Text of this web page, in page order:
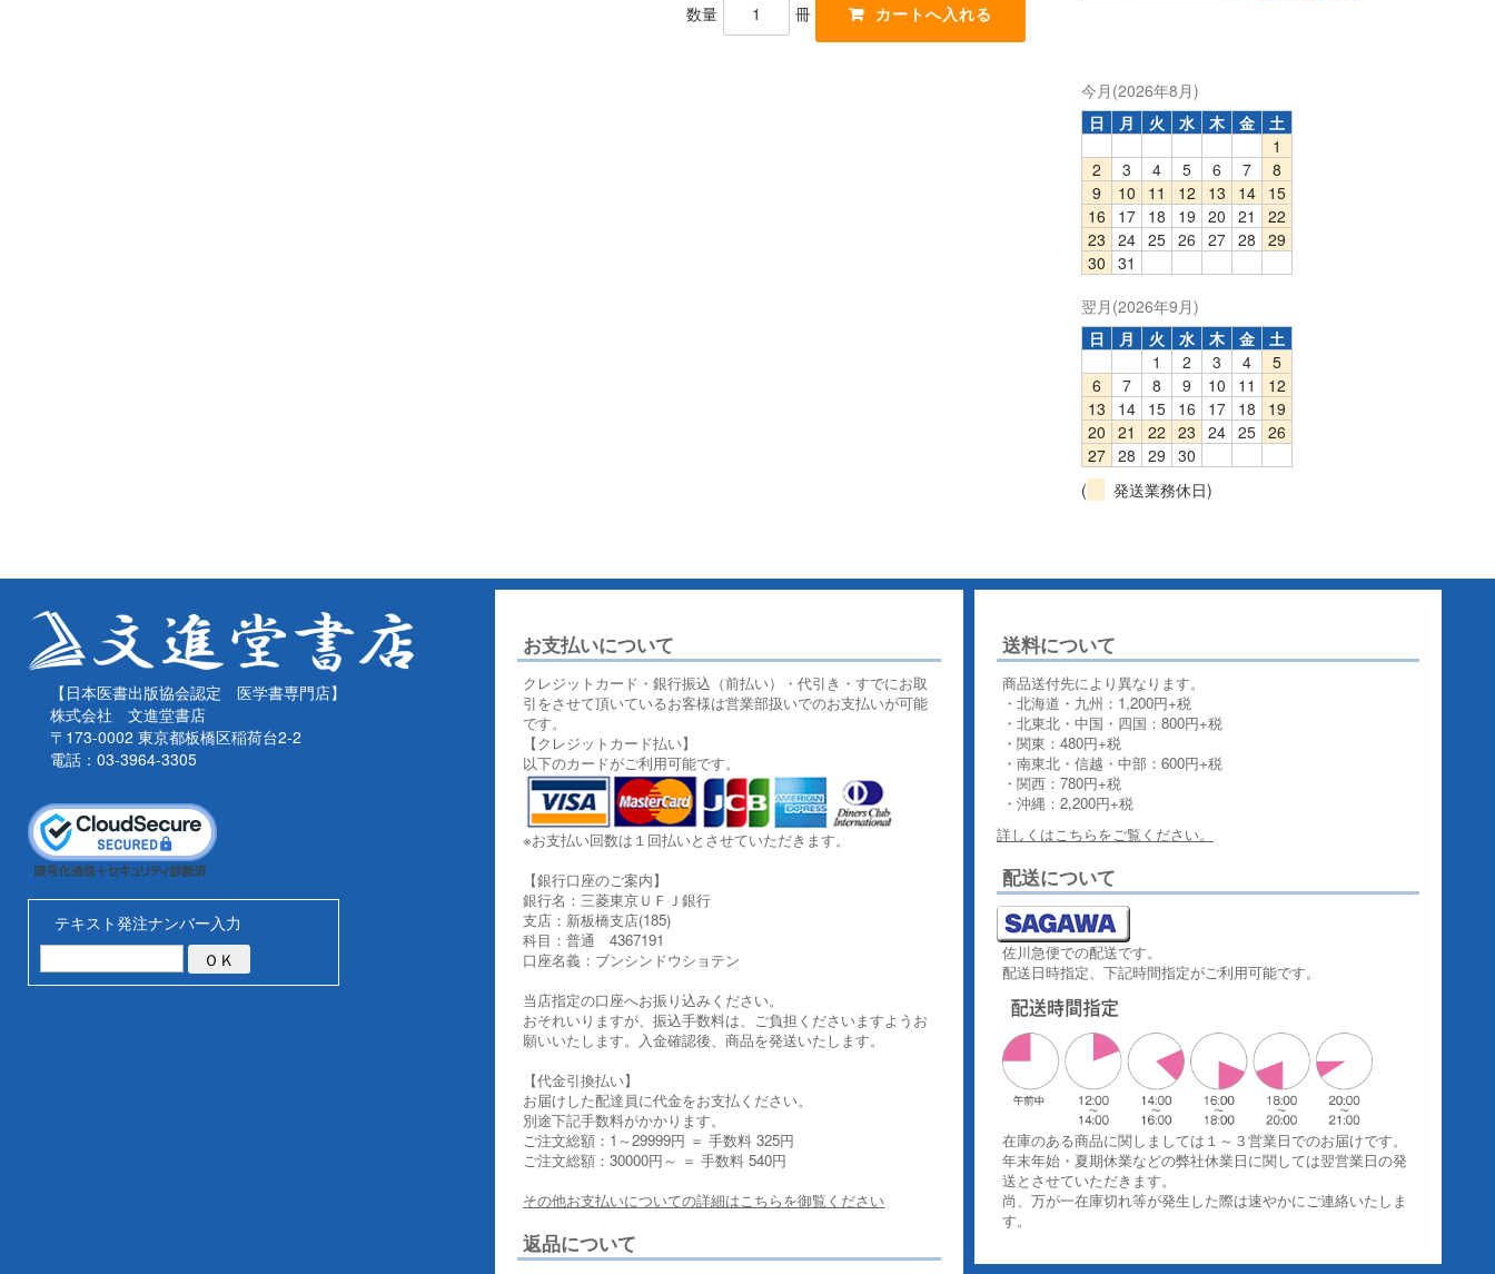
数量 冊
今月(2026年8月)
日
月 火 水 木 金
土
1
2
3 4 5 6 7
8
9
10 11 12 13 14 15
16
17 18 19 20 21
22
23 24 25 26 27 28 29
30 31
翌月(2026年9月)
日
月 火 水 木 金
土
1
2 3 4
5
6
7 8 9 10 11
12
13
14 15 16 17 18
19
20 21 22 23 24 25 26
27 28 29 30
(
発送業務休日)
【日本医書出版協会認定 医学書専門店】
株式会社 文進堂書店
〒173-0002 東京都板橋区稲荷台2-2
電話：03-3964-3305
テキスト発注ナンバー入力
お支払いについて
クレジットカード・銀行振込（前払い）・代引き・すでにお取
引をさせて頂いているお客様は営業部扱いでのお支払いが可能
です。
【クレジットカード払い】
以下のカードがご利用可能です。
※お支払い回数は１回払いとさせていただきます。
【銀行口座のご案内】
銀行名：三菱東京ＵＦＪ銀行
支店：新板橋支店(185)
科目：普通 4367191
口座名義：ブンシンドウショテン
当店指定の口座へお振り込みください。
おそれいりますが、振込手数料は、ご負担くださいますようお
願いいたします。入金確認後、商品を発送いたします。
【代金引換払い】
お届けした配達員に代金をお支払ください。
別途下記手数料がかかります。
ご注文総額：1～29999円 ＝ 手数料 325円
ご注文総額：30000円～ ＝ 手数料 540円
その他お支払いについての詳細はこちらを御覧ください
返品について
送料について
商品送付先により異なります。
・北海道・九州：1,200円+税
・北東北・中国・四国：800円+税
・関東：480円+税
・南東北・信越・中部：600円+税
・関西：780円+税
・沖縄：2,200円+税
詳しくはこちらをご覧ください。
配送について
佐川急便での配送です。
配送日時指定、下記時間指定がご利用可能です。
在庫のある商品に関しましては１～３営業日でのお届けです。
年末年始・夏期休業などの弊社休業日に関しては翌営業日の発
送とさせていただきます。
尚、万が一在庫切れ等が発生した際は速やかにご連絡いたしま
す。